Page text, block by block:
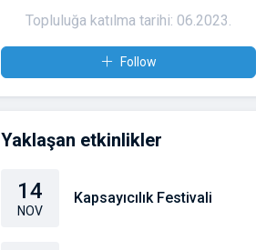
ayalı ilişkiler kurmasını ve etkilerini büyü
tmesini desteklemektir. Yekpare'ye katıl
dığınızda;
* Atölyeler ve buluşmalarla bağlarınızı g
üçlendirme,
* Ulusal ve uluslararası ağlarda görünür
Topluluğa katılma tarihi: 06.2023.
Follow
Yaklaşan etkinlikler
14
NOV
Kapsayıcılık Festivali